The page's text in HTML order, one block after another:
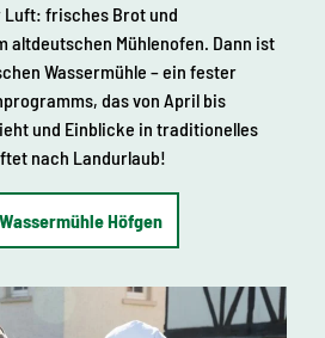
frisches Brot und
altdeutschen Mühlenofen. Dann ist
Wassermühle – ein fester
das von April bis
und Einblicke in traditionelles
nach Landurlaub!
Höfgen